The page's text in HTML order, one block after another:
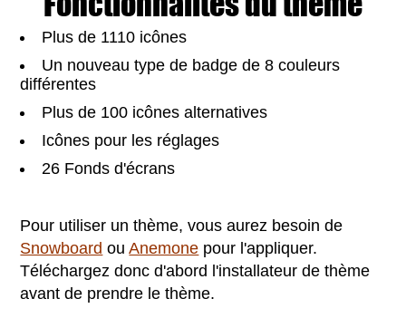
Plus de 1110 icônes
Un nouveau type de badge de 8 couleurs
différentes
Plus de 100 icônes alternatives
Icônes pour les réglages
26 Fonds d'écrans
Pour utiliser un thème, vous aurez besoin de
Snowboard ouAnemone pour l'appliquer.
Téléchargez donc d'abord l'installateur de thème
avant de prendre le thème.